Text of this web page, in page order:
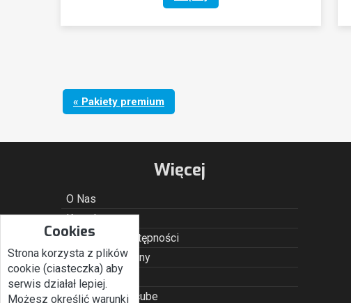
« Pakiety premium
Więcej
O Nas
Kontakt
Deklaracja dostępności
Regulamin strony
Prywatność
Poczta Roundcube
Cookies
Strona korzysta z plików
cookie (ciasteczka) aby
serwis działał lepiej.
Możesz określić warunki